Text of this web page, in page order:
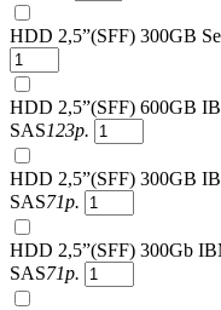
HDD 2,5”(SFF) 300GB
HDD 2,5”(SFF) 600GB
SAS123р.
HDD 2,5”(SFF) 300GB
SAS71р.
HDD 2,5”(SFF) 300Gb
SAS71р.